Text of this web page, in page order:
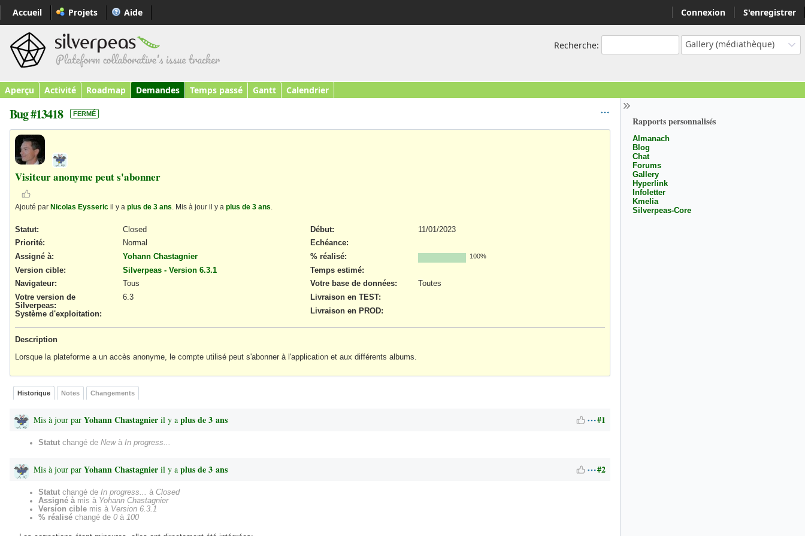
Connexion S'enregistrer
Accueil Projets Aide
Recherche: Gallery (médiathèque)
Aperçu Activité Roadmap Demandes Temps passé Gantt Calendrier
Rapports personnalisés
Almanach
Blog
Chat
Forums
Gallery
Hyperlink
Infoletter
Kmelia
Silverpeas-Core
Bug #13418 FERMÉ
Visiteur anonyme peut s'abonner
Ajouté par Nicolas Eysseric il y a plus de 3 ans . Mis à jour il y a plus de 3 ans
Statut:
Closed
Priorité:
Normal
Assigné à:
Yohann Chastagnier
Version cible:
Silverpeas - Version 6.3.1
Début:
11/01/2023
Echéance:
% réalisé:
100%
Temps estimé:
Navigateur:
Tous
Votre version de
Silverpeas:
6.3
Système d'exploitation:
Votre base de données:
Toutes
Livraison en TEST:
Livraison en PROD:
Description
Lorsque la plateforme a un accès anonyme, le compte utilisé peut s'abonner à l'application et aux différents albums.
Historique Notes Changements
Mis à jour par Yohann Chastagnier il y a plus de 3 ans #1
Statut changé de Newà In progress...
Mis à jour par Yohann Chastagnier il y a plus de 3 ans #2
Statut changé de In progress... à Closed
Assigné à mis à Yohann Chastagnier
Version cible mis à Version 6.3.1
% réalisé changé de 0 à 100